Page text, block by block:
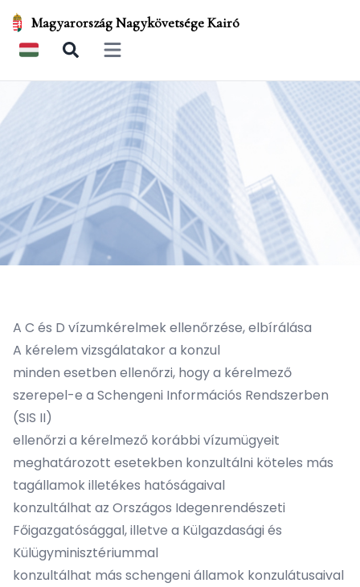
Magyarország Nagykövetsége Kairó
Open main menu
A C és D vízumkérelmek ellenőrzése, elbírálása
A kérelem vizsgálatakor a konzul
minden esetben ellenőrzi, hogy a kérelmező
szerepel-e a Schengeni Információs Rendszerben
(SIS II)
ellenőrzi a kérelmező korábbi vízumügyeit
meghatározott esetekben konzultálni köteles más
tagállamok illetékes hatóságaival
konzultálhat az Országos Idegenrendészeti
Főigazgatósággal, illetve a Külgazdasági és
Külügyminisztériummal
konzultálhat más schengeni államok konzulátusaival